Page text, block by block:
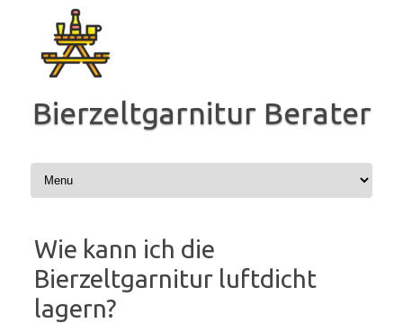
springen
Bierzeltgarnitur Berater
Wie kann ich die
Bierzeltgarnitur luftdicht
lagern?